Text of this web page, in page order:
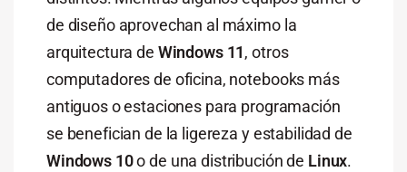
de diseño aprovechan al máximo la
arquitectura de Windows 11, otros
computadores de oficina, notebooks más
antiguos o estaciones para programación
se benefician de la ligereza y estabilidad de
Windows 10o de una distribución de Linux.